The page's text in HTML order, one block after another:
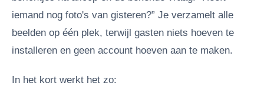
iemand nog foto's van gisteren?” Je verzamelt alle
beelden op één plek, terwijl gasten niets hoeven te
installeren en geen account hoeven aan te maken.
In het kort werkt het zo: